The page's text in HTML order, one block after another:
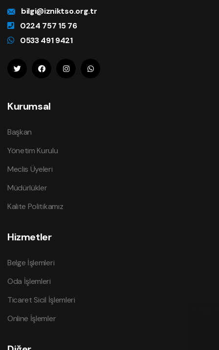
bilgi@izniktso.org.tr
0224 757 15 76
0533 491 9421
Kurumsal
Başkan
Yönetim Kurulu
Meclis Üyeleri
Müdürlükler
Kalite Politikamız
Hizmetler
Belge İşlemleri
Oda İşlemleri
Ticaret Sicil İşlemleri
Online İşlemler